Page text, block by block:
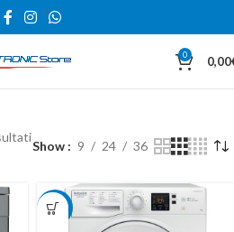
0 0,00
Show 9 24 36
-5%